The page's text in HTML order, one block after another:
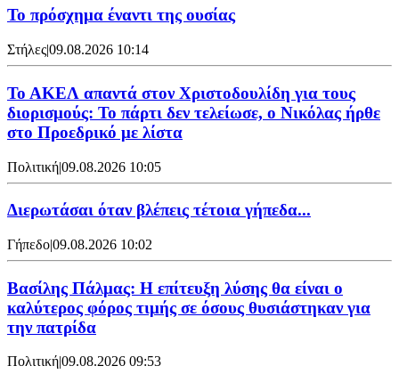
Το πρόσχημα έναντι της ουσίας
Στήλες|09.08.2026 10:14
Το ΑΚΕΛ απαντά στον Χριστοδουλίδη για τους
διορισμούς: Το πάρτι δεν τελείωσε, ο Νικόλας ήρθε
στο Προεδρικό με λίστα
Πολιτική|09.08.2026 10:05
Διερωτάσαι όταν βλέπεις τέτοια γήπεδα...
Γήπεδο|09.08.2026 10:02
Βασίλης Πάλμας: Η επίτευξη λύσης θα είναι ο
καλύτερος φόρος τιμής σε όσους θυσιάστηκαν για
την πατρίδα
Πολιτική|09.08.2026 09:53